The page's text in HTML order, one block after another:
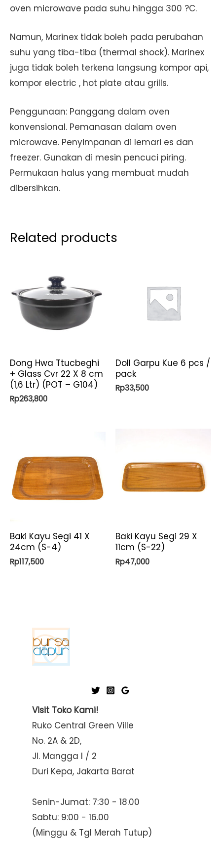
oven microwave pada suhu hingga 300 ?C.
Namun, Marinex tidak boleh pada perubahan
suhu yang tiba-tiba (thermal shock). Marinex
juga tidak boleh terkena langsung kompor api,
kompor electric , hot plate atau grills.
Penggunaan: Panggang dalam oven
konvensional. Pemanasan dalam oven
microwave. Penyimpanan di lemari es dan
freezer. Gunakan di mesin pencuci piring.
Permukaan halus yang membuat mudah
dibersihkan.
Related products
Dong Hwa Ttucbeghi
+ Glass Cvr 22 X 8 cm
(1,6 Ltr) (POT – G104)
Rp263,800
Doll Garpu Kue 6 pcs /
pack
Rp33,500
Baki Kayu Segi 41 X
24cm (S-4)
Rp117,500
Baki Kayu Segi 29 X
11cm (S-22)
Rp47,000
Visit Toko Kami!
Ruko Central Green Ville
No. 2A & 2D,
Jl. Mangga I / 2
Duri Kepa, Jakarta Barat
Senin-Jumat: 7:30 - 18.00
Sabtu: 9:00 - 16.00
(Minggu & Tgl Merah Tutup)